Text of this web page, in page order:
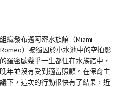
織發布邁阿密水族館（Miami
）被獨囚於小水池中的空拍影
羅密歐幾乎一生都住在水族館中，
年並沒有受到適當照顧。在保育主
下，這次的行動很快有了結果，近